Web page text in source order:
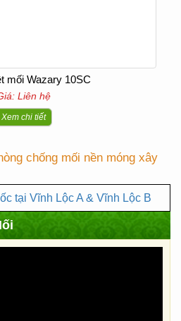
mối Wazary 10SC
Liên hệ
Xem chi tiết
chống mối nền móng xây